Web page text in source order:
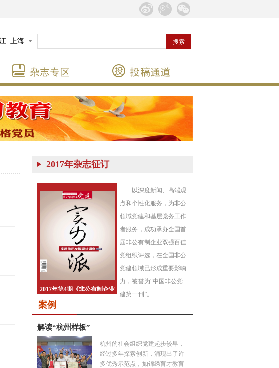
上海
2017年杂志征订
非公有制企业
以深度新闻、高端观
点和个性化服务，为非公
领域党建和基层党务工作
者服务，成功承办全国首
届非公有制企业双强百佳
党组织评选，在全国非公
党建领域已形成重要影响
力，被誉为“中国非公党
建第一刊”。
案例
解读“杭州样板”
杭州的社会组织党建起步较早，
经过多年探索创新，涌现出了许
多优秀示范点，如锦绣育才教育